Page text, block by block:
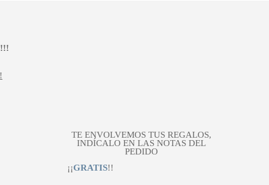
TE ENVOLVEMOS TUS REGALOS,
INDÍCALO EN LAS NOTAS DEL
PEDIDO
¡¡GRATIS!!